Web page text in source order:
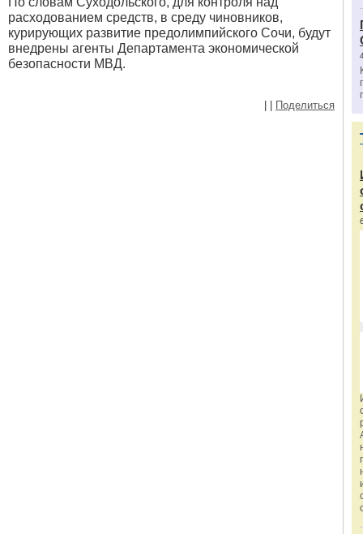
расходованием средств, в среду чиновников,
курирующих развитие предолимпийского Сочи, будут
внедрены агенты Департамента экономической
безопасности МВД.
Поделиться